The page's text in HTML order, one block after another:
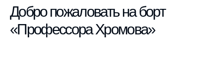
Добро пожаловать на борт
«Профессора Хромова»